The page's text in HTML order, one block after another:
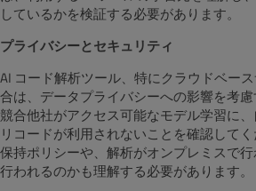
しているかを検証する必要があります。
プライバシーとセキュリティ
AI コード解析ツール、特にクラウドベー
合は、データプライバシーへの影響を考慮
競合他社がアクセス可能なモデル学習に
リコードが利用されないことを確認して
保持ポリシーや、解析がオンプレミスで
行われるのかも理解する必要があります。